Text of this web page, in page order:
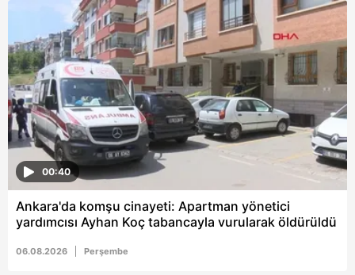
00:40
Ankara'da komşu cinayeti: Apartman yönetici
yardımcısı Ayhan Koç tabancayla vurularak öldürüldü
06.08.2026 Perşembe